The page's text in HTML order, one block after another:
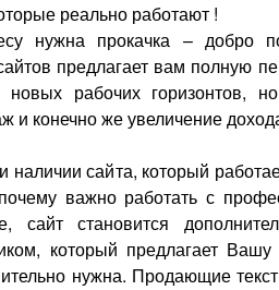
реально работают !
нужна прокачка – добро
предлагает вам полную
рабочих горизонтов,
и конечно же увеличение
наличии сайта, который
важно работать с
сайт становится
который предлагает Вашу
нужна. Продающие